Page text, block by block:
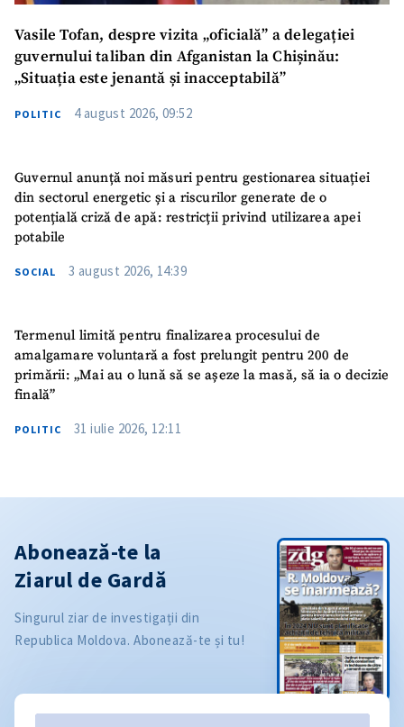
Vasile Tofan, despre vizita „oficială” a delegației
guvernului taliban din Afganistan la Chișinău:
„Situația este jenantă și inacceptabilă”
POLITIC 4 august 2026, 09:52
Guvernul anunță noi măsuri pentru gestionarea situației
din sectorul energetic și a riscurilor generate de o
potențială criză de apă: restricții privind utilizarea apei
potabile
SOCIAL 3 august 2026, 14:39
Termenul limită pentru finalizarea procesului de
amalgamare voluntară a fost prelungit pentru 200 de
primării: „Mai au o lună să se așeze la masă, să ia o decizie
finală”
POLITIC 31 iulie 2026, 12:11
Abonează-te la
Ziarul de Gardă
Singurul ziar de investigații din
Republica Moldova. Abonează-te și tu!